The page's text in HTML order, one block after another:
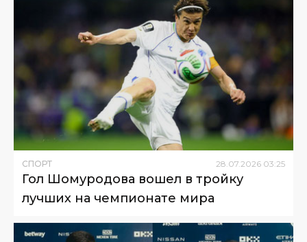
СПОРТ 28.07.2026 03:25
Гол Шомуродова вошел в тройку
лучших на чемпионате мира